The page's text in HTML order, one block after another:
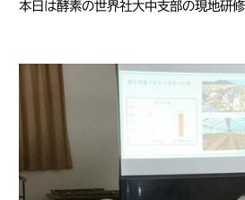
本日は酵素の世界社大中支部の現地研修